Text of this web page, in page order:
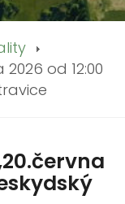
od 12:00